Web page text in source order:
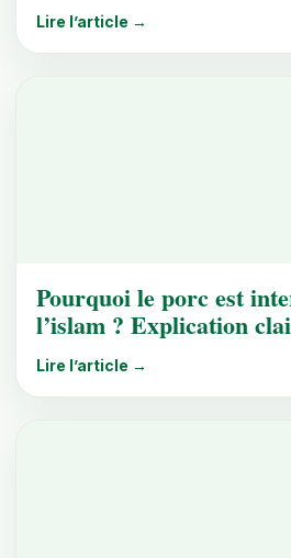
Lire l’article →
Pourquoi le porc est
l’islam ? Explication
Lire l’article →